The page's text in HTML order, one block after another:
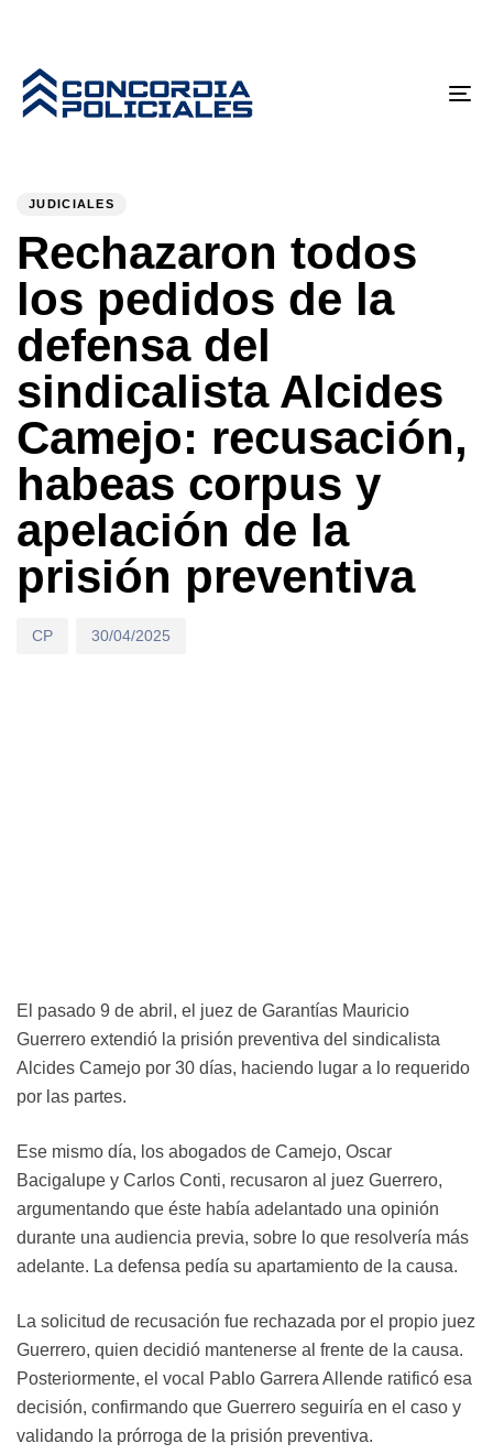
JUDICIALES
Rechazaron todos
los pedidos de la
defensa del
sindicalista Alcides
Camejo: recusación,
habeas corpus y
apelación de la
prisión preventiva
CP 30/04/2025
El pasado 9 de abril, el juez de Garantías Mauricio
Guerrero extendió la prisión preventiva del sindicalista
Alcides Camejo por 30 días, haciendo lugar a lo requerido
por las partes.
Ese mismo día, los abogados de Camejo, Oscar
Bacigalupe y Carlos Conti, recusaron al juez Guerrero,
argumentando que éste había adelantado una opinión
durante una audiencia previa, sobre lo que resolvería más
adelante. La defensa pedía su apartamiento de la causa.
La solicitud de recusación fue rechazada por el propio juez
Guerrero, quien decidió mantenerse al frente de la causa.
Posteriormente, el vocal Pablo Garrera Allende ratificó esa
decisión, confirmando que Guerrero seguiría en el caso y
validando la prórroga de la prisión preventiva.